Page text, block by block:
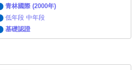
青林國際 (2000年)
低年段 中年段
基礎認證